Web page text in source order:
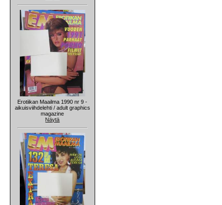
Erotiikan Maailma 1990 nr 9 -
aikuisviihdelehti / adult graphics
magazine
Näytä